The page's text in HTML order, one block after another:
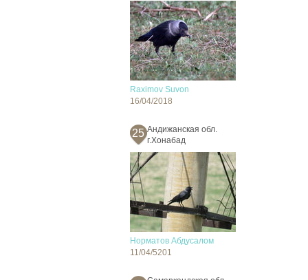
Raximov Suvon
16/04/2018
25 Андижанская обл.
г.Хонабад
Норматов Абдусалом
11/04/5201